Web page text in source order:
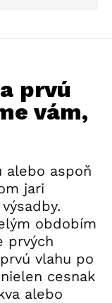
prvú
vám,
alebo aspoň
jari
obdobím
prvých
vlahu po
cesnak
alebo